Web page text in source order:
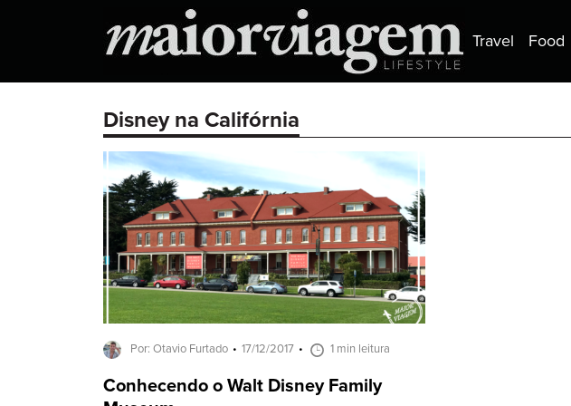
Travel Food
Disney na Califórnia
Por: Otavio Furtado 17/12/2017 1 min leitura
Conhecendo o Walt Disney Family